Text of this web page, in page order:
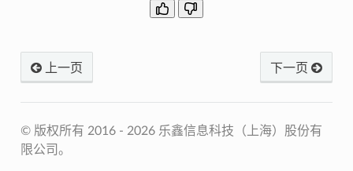
上一页 下一页
© 版权所有 2016 - 2026 乐鑫信息科技（上海）股份有
限公司。